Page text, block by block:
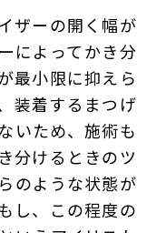
ザーの開く幅が
によってかき分
最小限に抑えら
装着するまつげ
いため、施術も
分けるときのツ
のような状態が
し、この程度の